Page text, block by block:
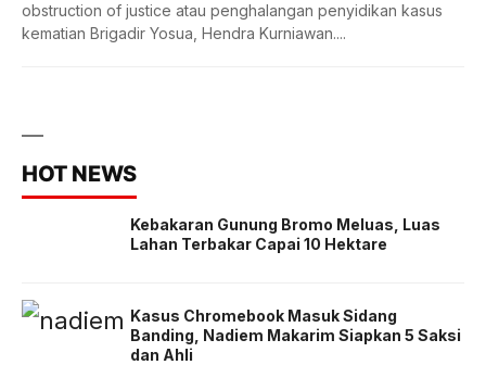
obstruction of justice atau penghalangan penyidikan kasus
kematian Brigadir Yosua, Hendra Kurniawan....
HOT NEWS
Kebakaran Gunung Bromo Meluas, Luas
Lahan Terbakar Capai 10 Hektare
Kasus Chromebook Masuk Sidang
Banding, Nadiem Makarim Siapkan 5 Saksi
dan Ahli